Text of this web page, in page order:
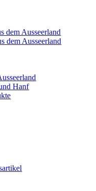
dem Ausseerland
dem Ausseerland
Hanf